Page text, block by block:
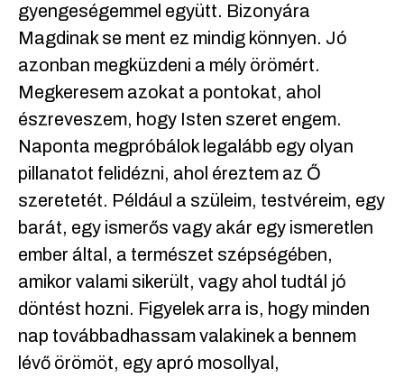
gyengeségemmel együtt. Bizonyára
Magdinak se ment ez mindig könnyen. Jó
azonban megküzdeni a mély örömért.
Megkeresem azokat a pontokat, ahol
észreveszem, hogy Isten szeret engem.
Naponta megpróbálok legalább egy olyan
pillanatot felidézni, ahol éreztem az Ő
szeretetét. Például a szüleim, testvéreim, egy
barát, egy ismerős vagy akár egy ismeretlen
ember által, a természet szépségében,
amikor valami sikerült, vagy ahol tudtál jó
döntést hozni. Figyelek arra is, hogy minden
nap továbbadhassam valakinek a bennem
lévő örömöt, egy apró mosollyal,